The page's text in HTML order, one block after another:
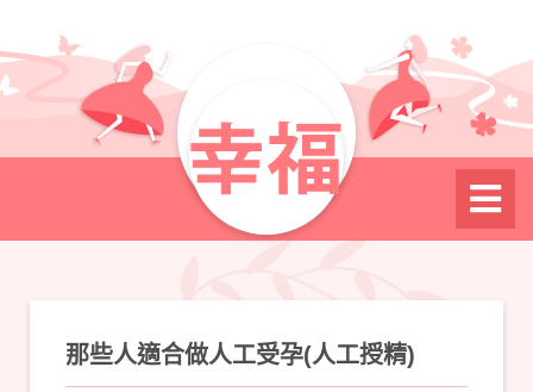
那些人適合做人工受孕(人工授精)